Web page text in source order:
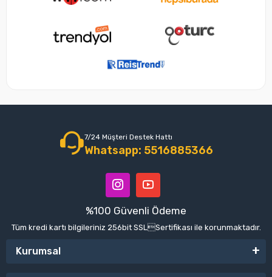
7/24 Müşteri Destek Hattı
Whatsapp: 5516885366
%100 Güvenli Ödeme
Tüm kredi kartı bilgileriniz 256bit SSLSertifikası ile korunmaktadır.
Kurumsal